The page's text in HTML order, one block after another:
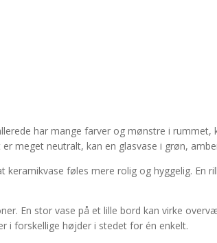
har mange farver og mønstre i
meget neutralt, kan en glasvase i grøn,
føles mere rolig og hyggelig. En
En stor vase på et lille bord kan virke
i forskellige højder i stedet for én enkelt.